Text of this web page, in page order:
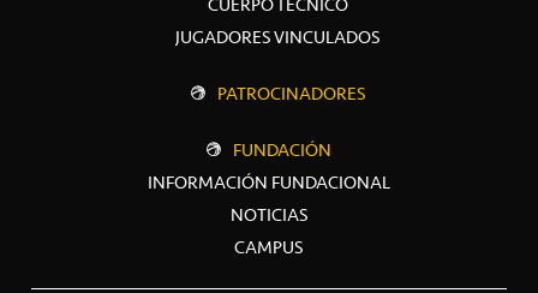
JUGADORES VINCULADOS
PATROCINADORES
FUNDACIÓN
INFORMACIÓN FUNDACIONAL
NOTICIAS
CAMPUS